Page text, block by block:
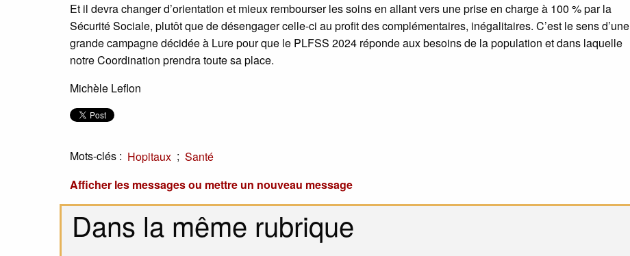
Et il devra changer d’orientation et mieux rembourser les soins en allant vers une prise en charge à 100 % par la
Sécurité Sociale, plutôt que de désengager celle-ci au profit des complémentaires, inégalitaires. C’est le sens d’une
grande campagne décidée à Lure pour que le PLFSS 2024 réponde aux besoins de la population et dans laquelle
notre Coordination prendra toute sa place.
Michèle Leflon
Mots-clés : Hopitaux ; Santé
Afficher les messages ou mettre un nouveau message
Dans la même rubrique